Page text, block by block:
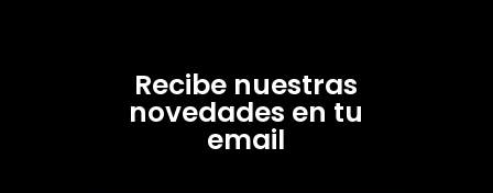
Recibe nuestras
novedades en tu
email